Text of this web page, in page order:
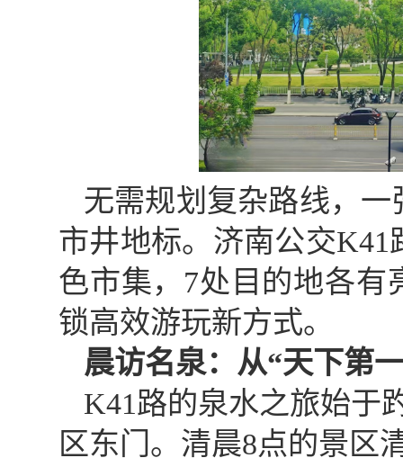
无需规划复杂路线，
市井地标。济南公交
色市集，7处目的地各有
锁高效游玩新方式。
晨访名泉：从“天下第
K41路的泉水之旅始于
区东门。清晨8点的景区